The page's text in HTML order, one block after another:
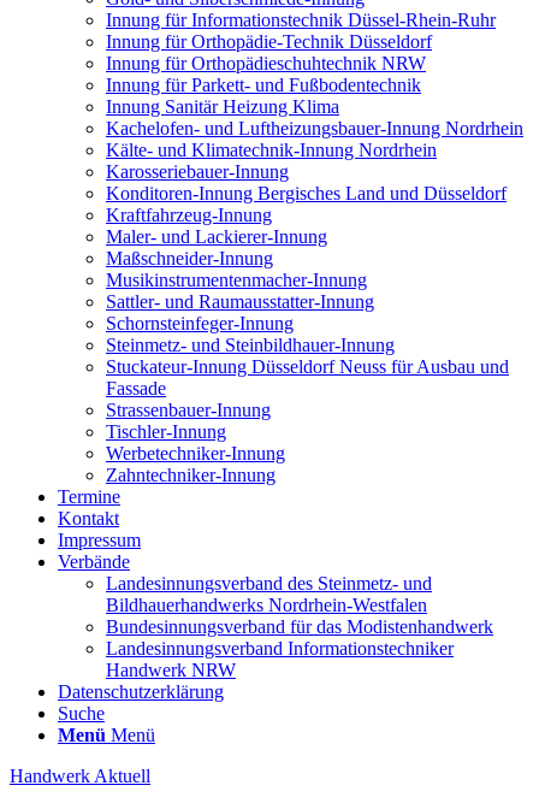
Innung für Informationstechnik Düssel-Rhein-Ruhr
Innung für Orthopädie-Technik Düsseldorf
Innung für Orthopädieschuhtechnik NRW
Innung für Parkett- und Fußbodentechnik
Innung Sanitär Heizung Klima
Kachelofen- und Luftheizungsbauer-Innung Nordrhein
Kälte- und Klimatechnik-Innung Nordrhein
Karosseriebauer-Innung
Konditoren-Innung Bergisches Land und Düsseldorf
Kraftfahrzeug-Innung
Maler- und Lackierer-Innung
Maßschneider-Innung
Musikinstrumentenmacher-Innung
Sattler- und Raumausstatter-Innung
Schornsteinfeger-Innung
Steinmetz- und Steinbildhauer-Innung
Stuckateur-Innung Düsseldorf Neuss für Ausbau und
Fassade
Strassenbauer-Innung
Tischler-Innung
Werbetechniker-Innung
Zahntechniker-Innung
Termine
Kontakt
Impressum
Verbände
Landesinnungsverband des Steinmetz- und
Bildhauerhandwerks Nordrhein-Westfalen
Bundesinnungsverband für das Modistenhandwerk
Landesinnungsverband Informationstechniker
Handwerk NRW
Datenschutzerklärung
Suche
Menü Menü
Handwerk Aktuell